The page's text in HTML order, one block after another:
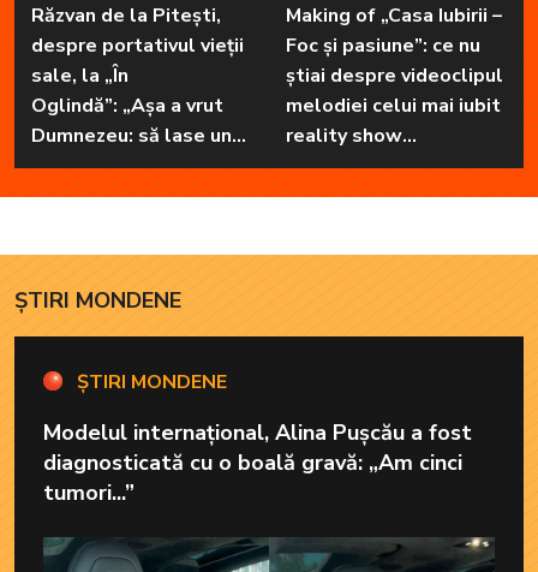
Răzvan de la Pitești,
despre portativul vieții
sale, la „În
Oglindă”: „Așa a vrut
Dumnezeu: să lase unul
în familie cu har, harul
de a cânta, să poată să
lipsește”
Making of „Casa Iubirii –
Foc și pasiune”: ce nu
știai despre videoclipul
melodiei celui mai iubit
reality show
matrimonial
ȘTIRI MONDENE
ȘTIRI MONDENE
Modelul internațional, Alina Pușcău a fost
diagnosticată cu o boală gravă: „Am cinci
tumori...”